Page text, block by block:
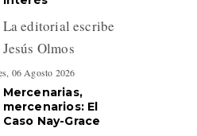
La editorial escribe
Jesús Olmos
06 Agosto 2026
Mercenarias,
mercenarios: El
Caso Nay-Grace